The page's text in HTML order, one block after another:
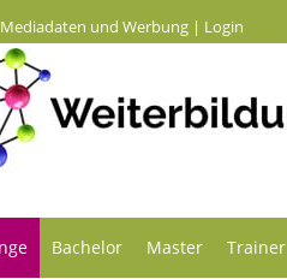
Mediadaten und Werbung| Login
Bachelor Master Trainer